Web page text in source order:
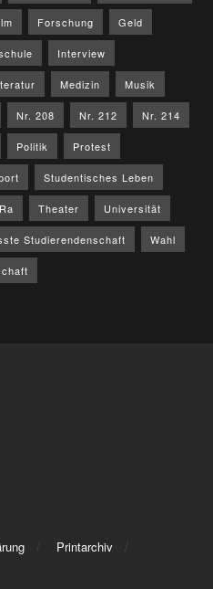
Forschung Geld
Interview
Medizin Musik
Nr. 208 Nr. 212 Nr. 214
Politik Protest
Studentisches Leben
Theater Universität
Studierendenschaft Wahl
Printarchiv